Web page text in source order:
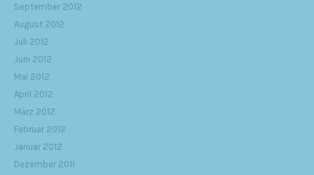
September 2012
August 2012
Juli 2012
Juni 2012
Mai 2012
April 2012
März 2012
Februar 2012
Januar 2012
Dezember 2011